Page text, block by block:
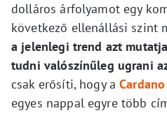
dolláros árfolyamot egy
következő ellenállási szint
a jelenlegi trend azt
tudni valószínűleg ugrani
csak erősíti, hogy a
egyes nappal egyre több